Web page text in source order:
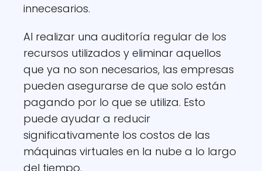
innecesarios.
Al realizar una auditoría regular de los
recursos utilizados y eliminar aquellos
que ya no son necesarios, las empresas
pueden asegurarse de que solo están
pagando por lo que se utiliza. Esto
puede ayudar a reducir
significativamente los costos de las
máquinas virtuales en la nube a lo largo
del tiempo.